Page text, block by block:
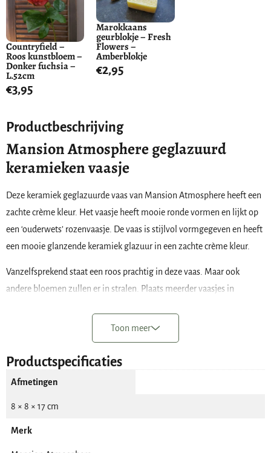
Productbeschrijving
Mansion Atmosphere geglazuurd
keramieken vaasje
Deze keramiek geglazuurde vaas van Mansion Atmosphere heeft een
zachte crème kleur. Het vaasje heeft mooie ronde vormen en lijkt op
een ‘ouderwets’ rozenvaasje. De vaas is stijlvol vormgegeven en heeft
een mooie glanzende keramiek glazuur in een zachte crème kleur.
Vanzelfsprekend staat een roos prachtig in deze vaas. Maar ook
andere bloemen zullen er in stralen. Plaats meerder vaasjes in
De opening van de vaas is 2 cm;
Toon meer
Productspecificaties
Afmetingen
8 × 8 × 17 cm
Merk
Countryfield –
Roos kunstbloem –
Donker fuchsia –
L.52cm
€3,95
Marokkaans
geurblokje – Fresh
Flowers –
Amberblokje
€2,95